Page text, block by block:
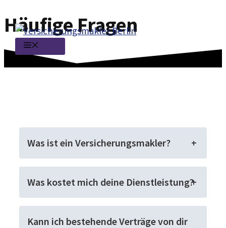
Zum
Inhalt
springen
Häufige Fragen
Was ist ein Versicherungsmakler?
Was kostet mich deine Dienstleistung?
Kann ich bestehende Verträge von dir